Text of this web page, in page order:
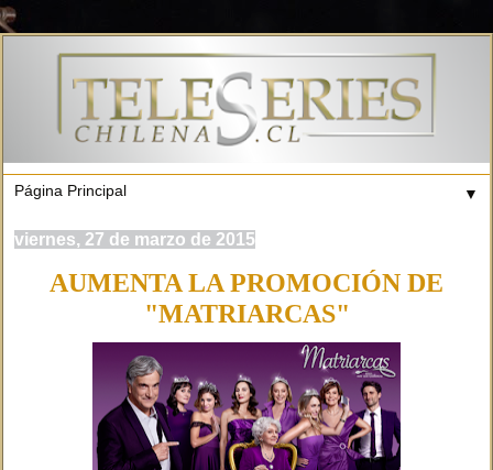
▼
viernes, 27 de marzo de 2015
AUMENTA LA PROMOCIÓN DE
"MATRIARCAS"